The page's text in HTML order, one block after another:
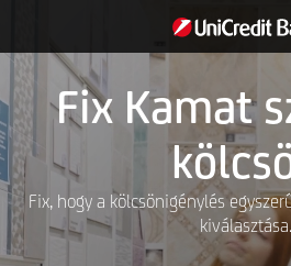
Fix Kamat
Fix, hogy a kölcsönigénylés
kiválasztása.